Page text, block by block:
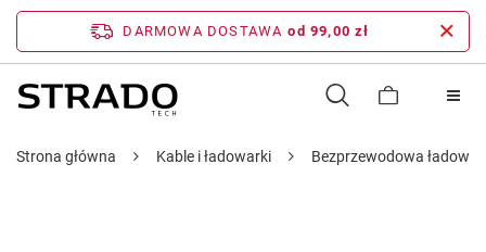
DARMOWA DOSTAWA od 99,00 zł
Strona główna Kable i ładowarki Bezprzewodowa